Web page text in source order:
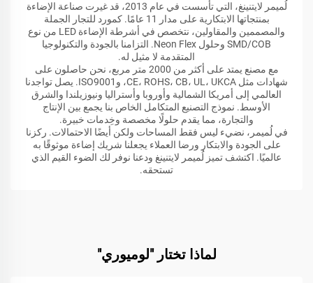
لُميمر لايتنينغ، التي تأسست في عام 2013، قد غيرت صناعة الإضاءة
بمنتجاتها الابتكارية على مدار 11 عامًا. كمورد للتجار الجملة
والمصممين والمقاولين، نتخصص في أشرطة الإضاءة LED من نوع
SMD/COB وحلول Neon Flex. التزامنا بالجودة والتكنولوجيا
المتقدمة لا مثيل له.
مع مصنع يمتد على أكثر من 2000 متر مربع، نحن حاصلون على
شهادات مثل CE، ROHS، CB، UL، UKCA، وISO9001. يصل تواجدنا
العالمي إلى أمريكا الشمالية وأوروبا وأستراليا ونيوزيلندا والشرق
الأوسط. نموذج التصنيع المتكامل الخاص بنا يجمع بين الإنتاج
والتجارة، مما يقدم حلولًا مخصصة وخِدمات خبيرة.
في لُميمر، نضيء ليس فقط المساحات ولكن أيضًا الاحتمالات. ركزنا
على الجودة والابتكار ورضا العملاء يجعلنا شريك إضاءة موثوقًا به
عالميًا. اكتشف تميز لُميمر لايتنينغ ودعنا نوفر لك الضوء القيم الذي
تستحقه.
لماذا تختار "لوميوري"